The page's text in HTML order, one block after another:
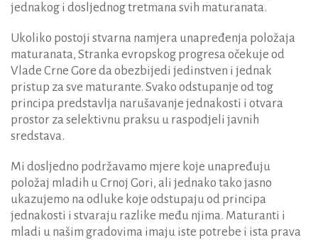
jednakog i dosljednog tretmana svih maturanata.
Ukoliko postoji stvarna namjera unapređenja položaja
maturanata, Stranka evropskog progresa očekuje od
Vlade Crne Gore da obezbijedi jedinstven i jednak
pristup za sve maturante. Svako odstupanje od tog
principa predstavlja narušavanje jednakosti i otvara
prostor za selektivnu praksu u raspodjeli javnih
sredstava.
Mi dosljedno podržavamo mjere koje unapređuju
položaj mladih u Crnoj Gori, ali jednako tako jasno
ukazujemo na odluke koje odstupaju od principa
jednakosti i stvaraju razlike među njima. Maturanti i
mladi u našim gradovima imaju iste potrebe i ista prava